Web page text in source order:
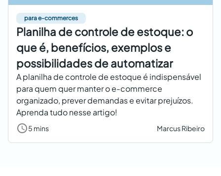
para e-commerces
Planilha de controle de estoque: o
que é, benefícios, exemplos e
possibilidades de automatizar
A planilha de controle de estoque é indispensável
para quem quer manter o e-commerce
organizado, prever demandas e evitar prejuízos.
Aprenda tudo nesse artigo!
5 mins Marcus Ribeiro